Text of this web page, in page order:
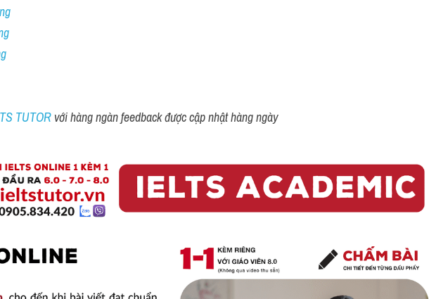
TUTOR với hàng ngàn feedback được cập nhật hàng ngày